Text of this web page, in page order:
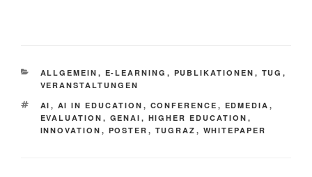
KATEGORIEN
ALLGEMEIN , E-LEARNING , PUBLIKATIONEN , TUG ,
VERANSTALTUNGEN
SCHLAGWÖRTER
AI , AI IN EDUCATION , CONFERENCE , EDMEDIA ,
EVALUATION , GENAI , HIGHER EDUCATION ,
INNOVATION , POSTER , TUGRAZ , WHITEPAPER